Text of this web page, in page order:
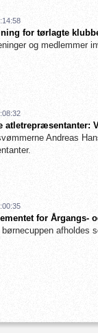
for tørlagte
og medlemmer
atletrepræsentanter:
Andreas
for Årgangs-
børnecuppen afholdes